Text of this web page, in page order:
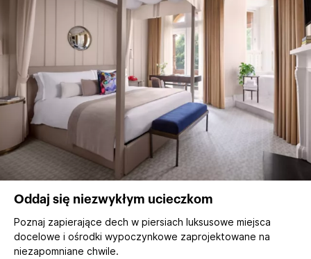
Oddaj się niezwykłym ucieczkom
Poznaj zapierające dech w piersiach luksusowe miejsca
docelowe i ośrodki wypoczynkowe zaprojektowane na
niezapomniane chwile.